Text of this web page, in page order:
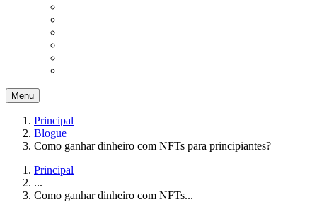
Menu
Principal
Blogue
Como ganhar dinheiro com NFTs para principiantes?
Principal
...
Como ganhar dinheiro com NFTs...